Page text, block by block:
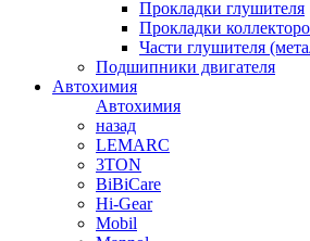
Прокладки глушителя
Прокладки
Части глушителя
Подшипники двигателя
Автохимия
Автохимия
назад
LEMARC
3TON
BiBiCare
Hi-Gear
Mobil